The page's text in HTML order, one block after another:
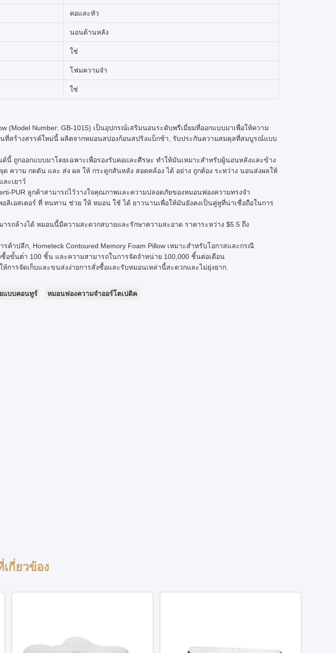
คอและหัว
นอนด้านหลัง
ใช่
โฟมความจํา
ใช่
(Model Number: GB-1015) เป็นอุปกรณ์เสริมนอนระดับพรีเมี่ยมที่ออกแบบมาเพื่อให้ความ
ที่สร้างสรรค์ใหม่นี้ ผลิตจากหมอนสปองก้อนสปริงแบ็กช้า, รับประกันความสมดุลที่สมบูรณ์แบบ
นี้ ถูกออกแบบมาโดยเฉพาะเพื่อรองรับคอและศีรษะ ทําให้มันเหมาะสําหรับผู้นอนหลังและข้าง
ความ กดดัน และ ส่ง ผล ให้ กระดูกสันหลัง สอดคล้อง ได้ อย่าง ถูกต้อง ระหว่าง นอนส่งผลให้
ะเยาว์
PUR ลูกค้าสามารถไว้วางใจคุณภาพและความปลอดภัยของหมอนฟองความทรงจํา
ลิเอสเตอร์ ที่ ทนทาน ช่วย ให้ หมอน ใช้ ได้ ยาวนานเพื่อให้มันยังคงเป็นคู่หูที่น่าเชื่อถือในการ
รถล้างได้ หมอนนี้มีความสะดวกสบายและรักษาความสะอาด ราคาระหว่าง $5.5 ถึง
ค้าปลีก, Hometeck Contoured Memory Foam Pillow เหมาะสําหรับโอกาสและกรณี
อขั้นต่ํา 100 ชิ้น และความสามารถในการจัดจําหน่าย 100,000 ชิ้นต่อเดือน
การจัดเก็บและขนส่งง่ายการสั่งซื้อและรับหมอนเหล่านี้สะดวกและไม่ยุ่งยาก.
แบบคอนทูร์ หมอนฟองความจําออร์โตเปดิค
กี่ยวข้อง